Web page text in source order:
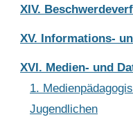
XIV.
XV. Informations-
XVI. Medien- und
1.
Jugendlichen